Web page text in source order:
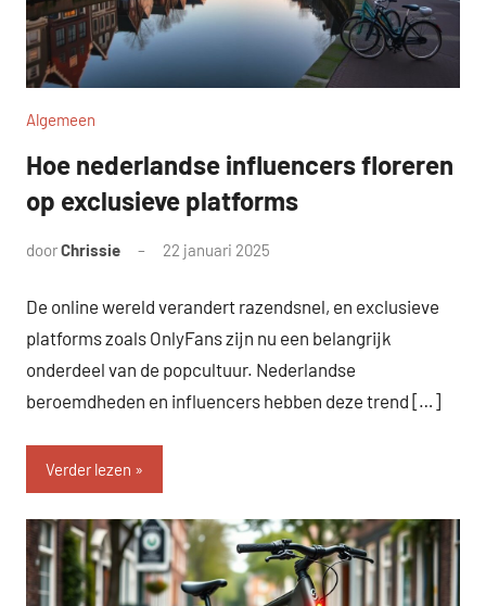
Algemeen
Hoe nederlandse influencers floreren
op exclusieve platforms
doorChrissie 22 januari 2025
De online wereld verandert razendsnel, en exclusieve
platforms zoals OnlyFans zijn nu een belangrijk
onderdeel van de popcultuur. Nederlandse
beroemdheden en influencers hebben deze trend […]
Verder lezen